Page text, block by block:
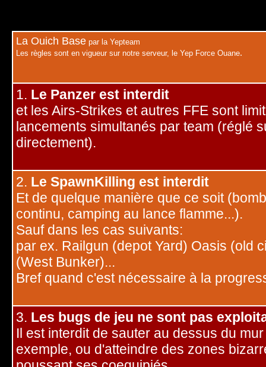
La Ouich Base par la Yepteam
Les règles sont en vigueur sur notre serveur, le Yep Force Ouane.
1. Le Panzer est interdit
et les Airs-Strikes et autres FFE sont
lancements simultanés par team (réglé
directement).
2. Le SpawnKilling est interdit
Et de quelque manière que ce soit
continu, camping au lance flamme...).
Sauf dans les cas suivants:
par ex. Railgun (depot Yard) Oasis (old
(West Bunker)...
Bref quand c'est nécessaire à la
3. Les bugs de jeu ne sont pas
Il est interdit de sauter au dessus du
exemple, ou d'atteindre des zones